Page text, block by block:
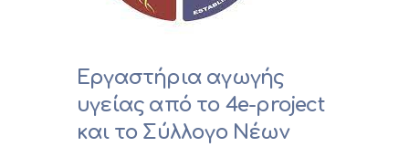
Εργαστήρια αγωγής
υγείας από το 4e-project
και το Σύλλογο Νέων